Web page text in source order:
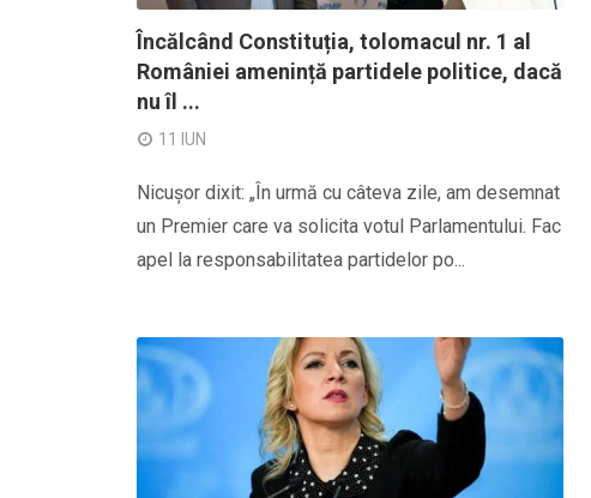
Încălcând Constituția, tolomacul nr. 1 al
României amenință partidele politice, dacă
nu îl ...
11 IUN
Nicușor dixit: „În urmă cu câteva zile, am desemnat
un Premier care va solicita votul Parlamentului. Fac
apel la responsabilitatea partidelor po...